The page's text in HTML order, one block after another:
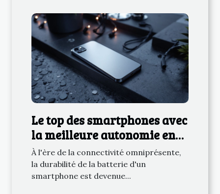
Le top des smartphones avec
la meilleure autonomie en
2023 critères et sélection
À l'ère de la connectivité omniprésente,
la durabilité de la batterie d'un
smartphone est devenue...